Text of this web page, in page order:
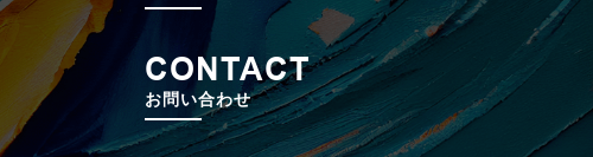
CONTACT
お問い合わせ